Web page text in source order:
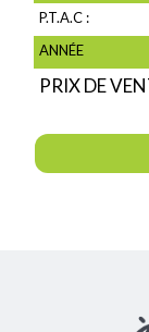
P.T.A.C :
ANNÉE
PRIX DE